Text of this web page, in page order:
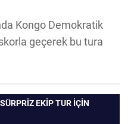
Kongo Demokratik
geçerek bu tura
EKIP TUR İÇIN